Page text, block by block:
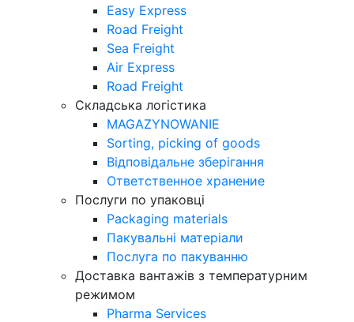
Easy Express
Road Freight
Sea Freight
Air Express
Road Freight
Складська логістика
MAGAZYNOWANIE
Sorting, picking of goods
Відповідальне зберігання
Ответственное хранение
Послуги по упаковці
Packaging materials
Пакувальнi матерiали
Послуга по пакуванню
Доставка вантажів з температурним
режимом
Pharma Services